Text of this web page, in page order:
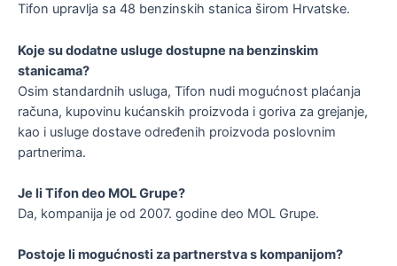
Tifon upravlja sa 48 benzinskih stanica širom Hrvatske.
Koje su dodatne usluge dostupne na benzinskim
stanicama?
Osim standardnih usluga, Tifon nudi mogućnost plaćanja
računa, kupovinu kućanskih proizvoda i goriva za grejanje,
kao i usluge dostave određenih proizvoda poslovnim
partnerima.
Je li Tifon deo MOL Grupe?
Da, kompanija je od 2007. godine deo MOL Grupe.
Postoje li mogućnosti za partnerstva s kompanijom?